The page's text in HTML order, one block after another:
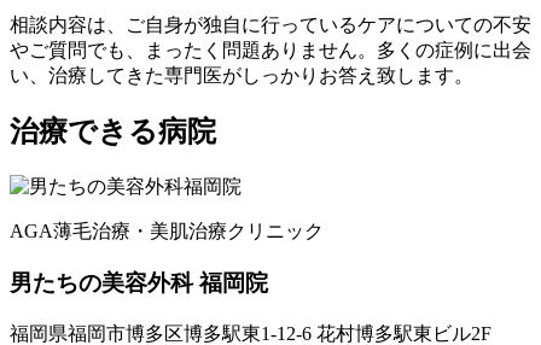
相談内容は、ご自身が独自に行っているケアについての不安
やご質問でも、まったく問題ありません。多くの症例に出会
い、治療してきた専門医がしっかりお答え致します。
治療できる病院
AGA薄毛治療・美肌治療クリニック
男たちの美容外科 福岡院
福岡県福岡市博多区博多駅東1-12-6 花村博多駅東ビル2F